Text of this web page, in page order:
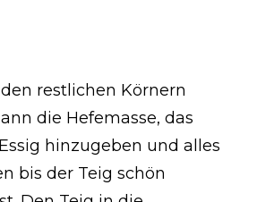
restlichen Körnern
die Hefemasse, das
hinzugeben und alles
bis der Teig schön